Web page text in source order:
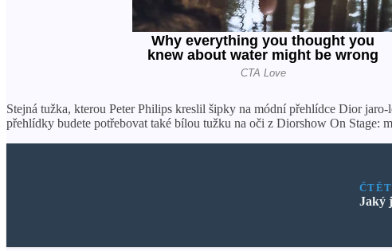
Stejná tužka, kterou Peter Philips kreslil šipky na módní přehlídce Dior
přehlídky budete potřebovat také bílou tužku na oči z Diorshow On Stage:
Jaký